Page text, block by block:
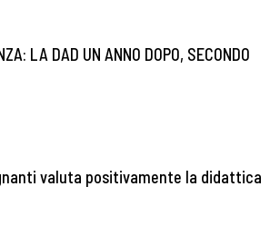
LA DAD UN ANNO DOPO, SECONDO
valuta positivamente la didattica